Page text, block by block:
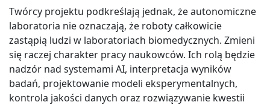
Twórcy projektu podkreślają jednak, że autonomiczne
laboratoria nie oznaczają, że roboty całkowicie
zastąpią ludzi w laboratoriach biomedycznych. Zmieni
się raczej charakter pracy naukowców. Ich rolą będzie
nadzór nad systemami AI, interpretacja wyników
badań, projektowanie modeli eksperymentalnych,
kontrola jakości danych oraz rozwiązywanie kwestii